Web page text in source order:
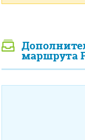
маршрута